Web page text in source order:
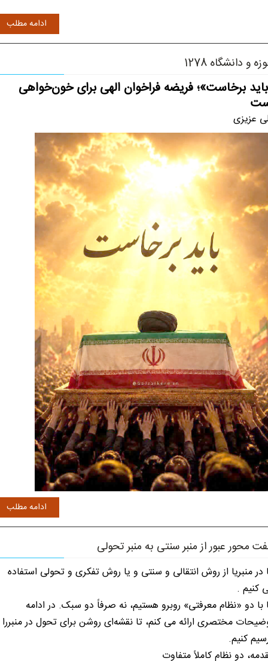
ادامه مطلب
و دانشگاه 1278
برخاست»؛ فریضه‌ فراخوان الهی برای خون‌خواهی
عزیزی
ادامه مطلب
محور عبور از منبر سنتی به منبر تحولی
در منبریا از روش انتقالی و سنتی و یا روش تفکری و تحولی استفاده
کنیم .
با دو «نظام معرفتی» روبرو هستیم، نه صرفاً دو سبک. در ادامه
مختصری ارائه می کنم، تا نقشه‌ای روشن برای تحول در منبررا
کنیم.
دو نظامِ کاملاً متفاوت